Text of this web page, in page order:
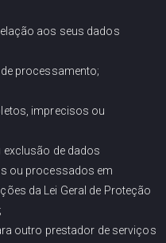
aos seus dados
processamento;
imprecisos ou
de dados
ou processados em
da Lei Geral de Proteção
outro prestador de serviços